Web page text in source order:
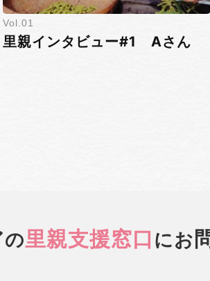
1
里親インタビュー#1 Aさん
の里親支援窓口 にお